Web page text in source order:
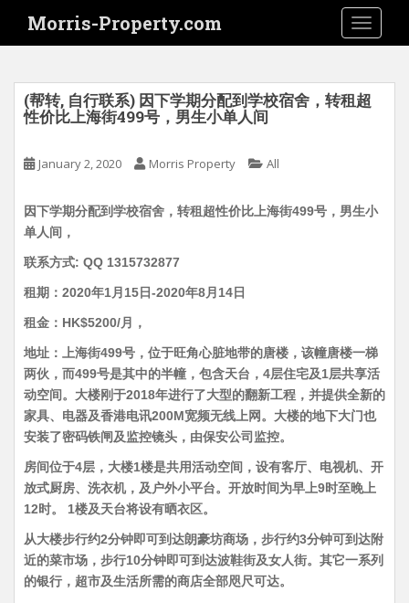
i
Morris-Property.com
(帮转, 自行联系) 因下学期分配到学校宿舍，转租超
性价比上海街499号，男生小单人间
January 2, 2020 Morris Property All
因下学期分配到学校宿舍，转租超性价比上海街499号，男生小
单人间，
联系方式: QQ 1315732877
租期：2020年1月15日-2020年8月14日
租金：HK$5200/月，
地址：上海街499号，位于旺角心脏地带的唐楼，该幢唐楼一梯
两伙，而499号是其中的半幢，包含天台，4层住宅及1层共享活
动空间。大楼刚于2018年进行了大型的翻新工程，并提供全新的
家具、电器及香港电讯200M宽频无线上网。大楼的地下大门也
安装了密码铁闸及监控镜头，由保安公司监控。
房间位于4层，大楼1楼是共用活动空间，设有客厅、电视机、开
放式厨房、洗衣机，及户外小平台。开放时间为早上9时至晚上
12时。 1楼及天台将设有晒衣区。
从大楼步行约2分钟即可到达朗豪坊商场，步行约3分钟可到达附
近的菜市场，步行10分钟即可到达波鞋街及女人街。其它一系列
的银行，超市及生活所需的商店全部咫尺可达。